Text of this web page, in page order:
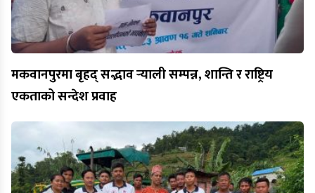
मकवानपुरमा बृहद् सद्भाव र्‍याली सम्पन्न, शान्ति र राष्ट्रिय
एकताको सन्देश प्रवाह